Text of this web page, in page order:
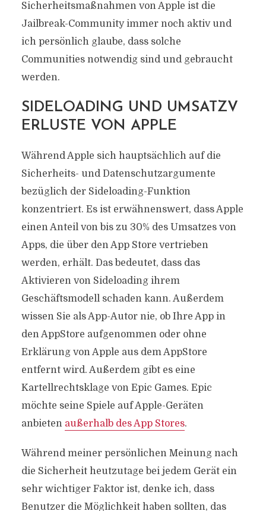
Sicherheitsmaßnahmen von Apple ist die
Jailbreak-Community immer noch aktiv und
ich persönlich glaube, dass solche
Communities notwendig sind und gebraucht
werden.
SIDELOADING UND UMSATZV
ERLUSTE VON APPLE
Während Apple sich hauptsächlich auf die
Sicherheits- und Datenschutzargumente
bezüglich der Sideloading-Funktion
konzentriert. Es ist erwähnenswert, dass Apple
einen Anteil von bis zu 30% des Umsatzes von
Apps, die über den App Store vertrieben
werden, erhält. Das bedeutet, dass das
Aktivieren von Sideloading ihrem
Geschäftsmodell schaden kann. Außerdem
wissen Sie als App-Autor nie, ob Ihre App in
den AppStore aufgenommen oder ohne
Erklärung von Apple aus dem AppStore
entfernt wird. Außerdem gibt es eine
Kartellrechtsklage von Epic Games. Epic
möchte seine Spiele auf Apple-Geräten
anbieten außerhalb des App Stores.
Während meiner persönlichen Meinung nach
die Sicherheit heutzutage bei jedem Gerät ein
sehr wichtiger Faktor ist, denke ich, dass
Benutzer die Möglichkeit haben sollten, das